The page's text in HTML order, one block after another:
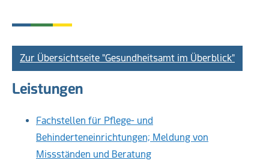
Zur Übersichtseite "Gesundheitsamt im Überblick"
Leistungen
Fachstellen für Pflege- und
Behinderteneinrichtungen; Meldung von
Missständen und Beratung